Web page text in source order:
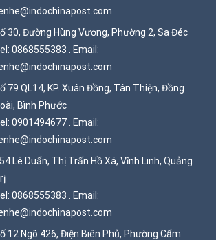
30, Đường Hùng Vương, Phường 2, Sa Đéc
0868555383 . Email:
79 QL14, KP. Xuân Đồng, Tân Thiện, Đồng
Bình Phước
0901494677 . Email:
Lê Duẩn, Thị Trấn Hồ Xá, Vĩnh Linh, Quảng
0868555383 . Email:
12 Ngõ 426, Điện Biên Phủ, Phường Cẩm